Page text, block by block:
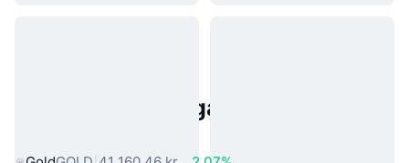
Populära tillgångar från den